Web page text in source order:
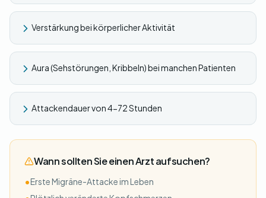
Verstärkung bei körperlicher Aktivität
Aura (Sehstörungen, Kribbeln) bei manchen Patienten
Attackendauer von 4-72 Stunden
Wann sollten Sie einen Arzt aufsuchen?
•Erste Migräne-Attacke im Leben